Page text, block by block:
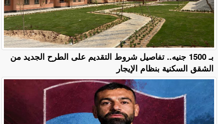
بـ 1500 جنيه.. تفاصيل شروط التقديم على الطرح الجديد من
الشقق السكنية بنظام الإيجار